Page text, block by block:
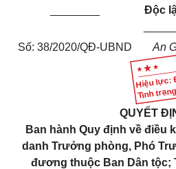
Hiệu lực:
Tình
Độc
Số: 38/2020/QĐ-UBND
An
QUYẾT
Ban hành Quy định về điều
danh Trưởng phòng, Phó
đương thuộc Ban Dân tộc;